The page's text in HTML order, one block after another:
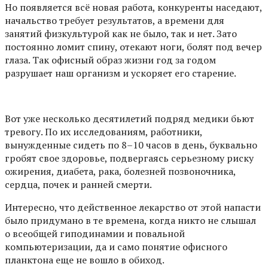
Но появляется всё новая работа, конкуренты наседают,
начальство требует результатов, а времени для
занятий физкультурой как не было, так и нет. Зато
постоянно ломит спину, отекают ноги, болят под вечер
глаза. Так офисный образ жизни год за годом
разрушает наш организм и ускоряет его старение.
Вот уже несколько десятилетий подряд медики бьют
тревогу. По их исследованиям, работники,
вынужденные сидеть по 8–10 часов в день, буквально
гробят свое здоровье, подвергаясь серьезному риску
ожирения, диабета, рака, болезней позвоночника,
сердца, почек и ранней смерти.
Интересно, что действенное лекарство от этой напасти
было придумано в те времена, когда никто не слышал
о всеобщей гиподинамии и повальной
компьютеризации, да и само понятие офисного
планктона еще не вошло в обиход.